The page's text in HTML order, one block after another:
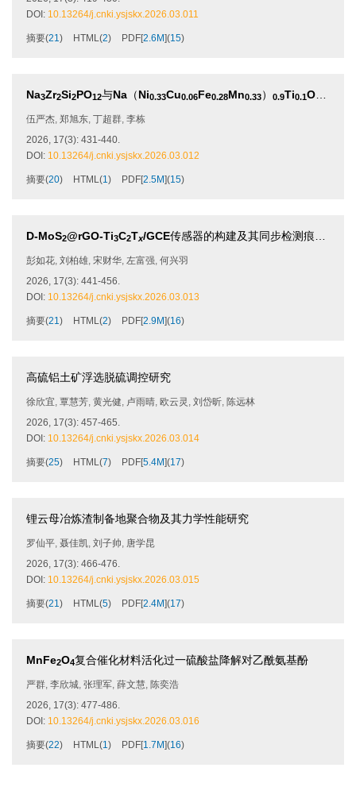
DOI: 10.13264/j.cnki.ysjskx.2026.03.011
摘要(21 ) HTML (2) PDF[2.6M](15)
Na3Zr2Si2PO12与Na （Ni0.33Cu0.06Fe0.28Mn0.33） 0.9Ti0.1O2
伍严杰 郑旭东 丁超群 李栋
2026, 17(3): 431-440.
DOI: 10.13264/j.cnki.ysjskx.2026.03.012
摘要(20) HTML (1 ) PDF[2.5M](15)
D-MoS2@rGO-Ti3C2Tx/GCE传感器的构建及其同步检测痕量
彭如花 刘柏雄 宋财华 左富强 何兴羽
2026, 17(3): 441-456.
DOI: 10.13264/j.cnki.ysjskx.2026.03.013
摘要(21 ) HTML (2) PDF[2.9M](16)
高硫铝土矿浮选脱硫调控研究
徐欣宜 覃慧芳 黄光健 卢雨晴 欧云灵 刘岱昕 陈远林
2026, 17(3): 457-465.
DOI: 10.13264/j.cnki.ysjskx.2026.03.014
摘要(25) HTML (7) PDF[5.4M](17)
锂云母冶炼渣制备地聚合物及其力学性能研究
罗仙平 聂佳凯 刘子帅 唐学昆
2026, 17(3): 466-476.
DOI: 10.13264/j.cnki.ysjskx.2026.03.015
摘要(21 ) HTML (5) PDF[2.4M](17)
MnFe2O4复合催化材料活化过一硫酸盐降解对乙酰氨基酚
严群 李欣城 张理军 薛文慧 陈奕浩
2026, 17(3): 477-486.
DOI: 10.13264/j.cnki.ysjskx.2026.03.016
摘要(22) HTML (1 ) PDF[1.7M](16)